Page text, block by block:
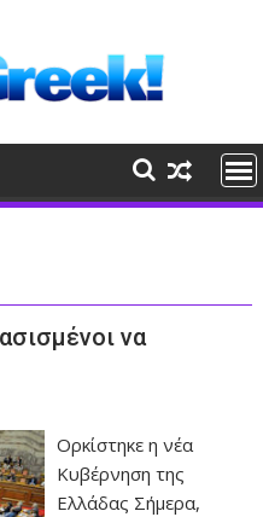
να
Ορκίστηκε η νέα
Κυβέρνηση της
Ελλάδας Σήμερα,